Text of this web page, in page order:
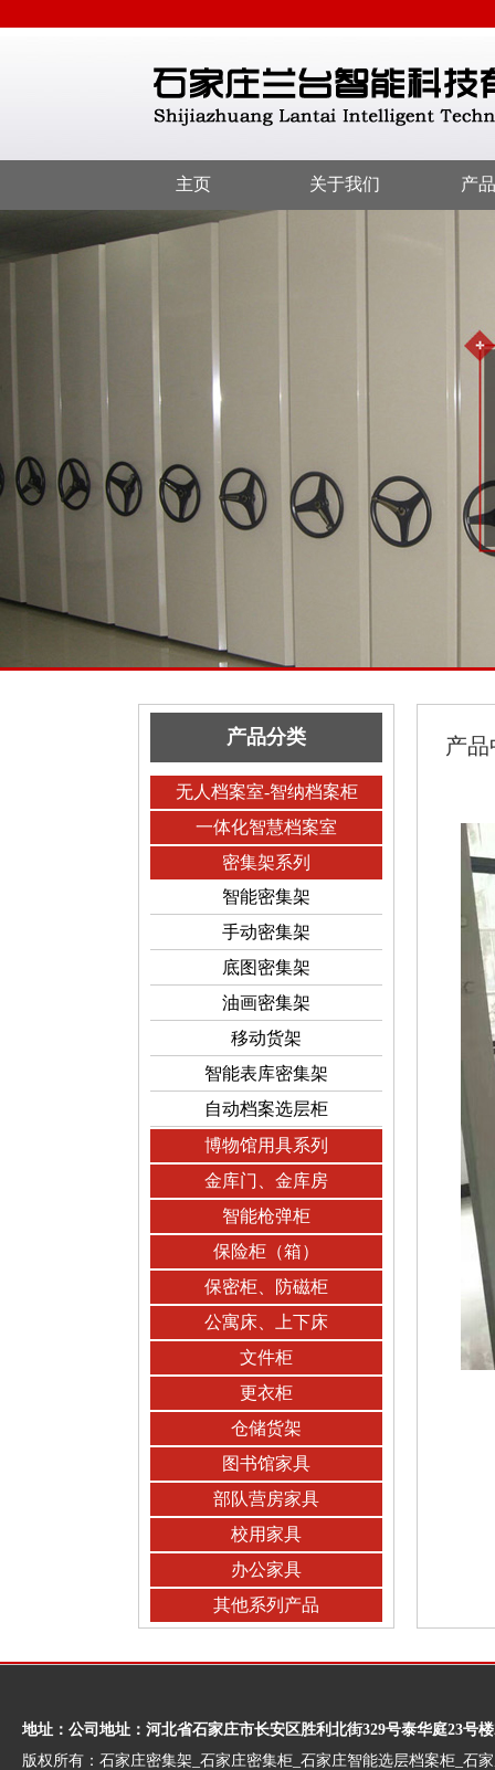
主页 关于我们 产
产品分类
无人档案室-智纳档案柜
一体化智慧档案室
密集架系列
智能密集架
手动密集架
底图密集架
油画密集架
移动货架
智能表库密集架
自动档案选层柜
博物馆用具系列
金库门、金库房
智能枪弹柜
保险柜（箱）
保密柜、防磁柜
公寓床、上下床
文件柜
更衣柜
仓储货架
图书馆家具
部队营房家具
校用家具
办公家具
其他系列产品
产品
地址：公司地址：河北省石家庄市长安区胜利北街329号泰华庭23号
版权所有：石家庄密集架_石家庄密集柜_石家庄智能选层档案柜_石